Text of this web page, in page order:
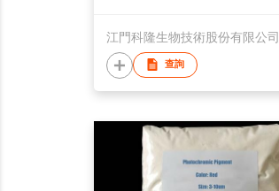
江門科隆生物技術股份有限公司
查詢